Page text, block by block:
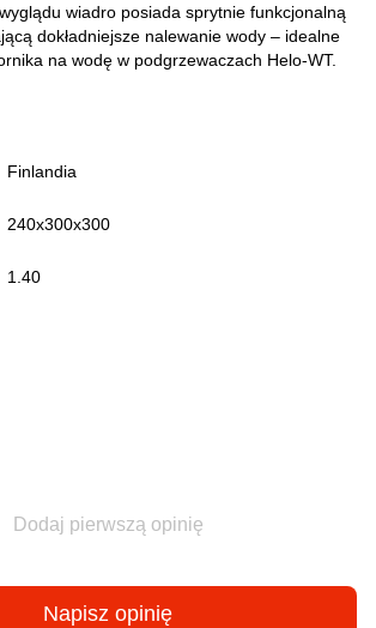
wiadro posiada sprytnie funkcjonalną
dokładniejsze nalewanie wody – idealne
na wodę w podgrzewaczach Helo-WT.
Finlandia
240x300x300
1.40
Dodaj pierwszą opinię
Napisz opinię